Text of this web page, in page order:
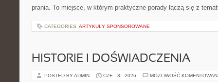
prania. To miejsce, w którym praktyczne porady łączą się z
CATEGORIES: ARTYKUŁY SPONSOROWANE
HISTORIE I DOŚWIADCZENIA
POSTED BY ADMIN CZE - 3 - 2026 MOŻLIWOŚĆ